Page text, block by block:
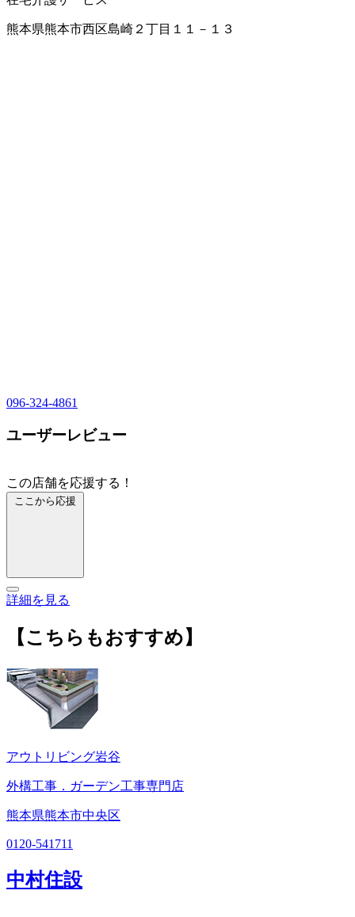
熊本県熊本市西区島崎２丁目１１－１３
096-324-4861
ユーザーレビュー
この店舗を応援する！
ここから応援
詳細を見る
【こちらもおすすめ】
アウトリビング岩谷
外構工事．ガーデン工事専門店
熊本県熊本市中央区
0120-541711
中村住設